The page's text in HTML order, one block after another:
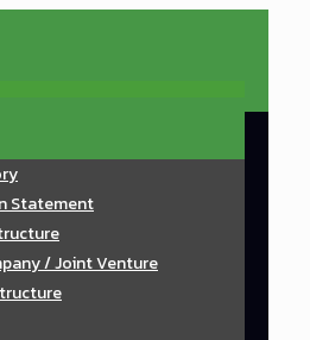
Statement
/ Joint Venture